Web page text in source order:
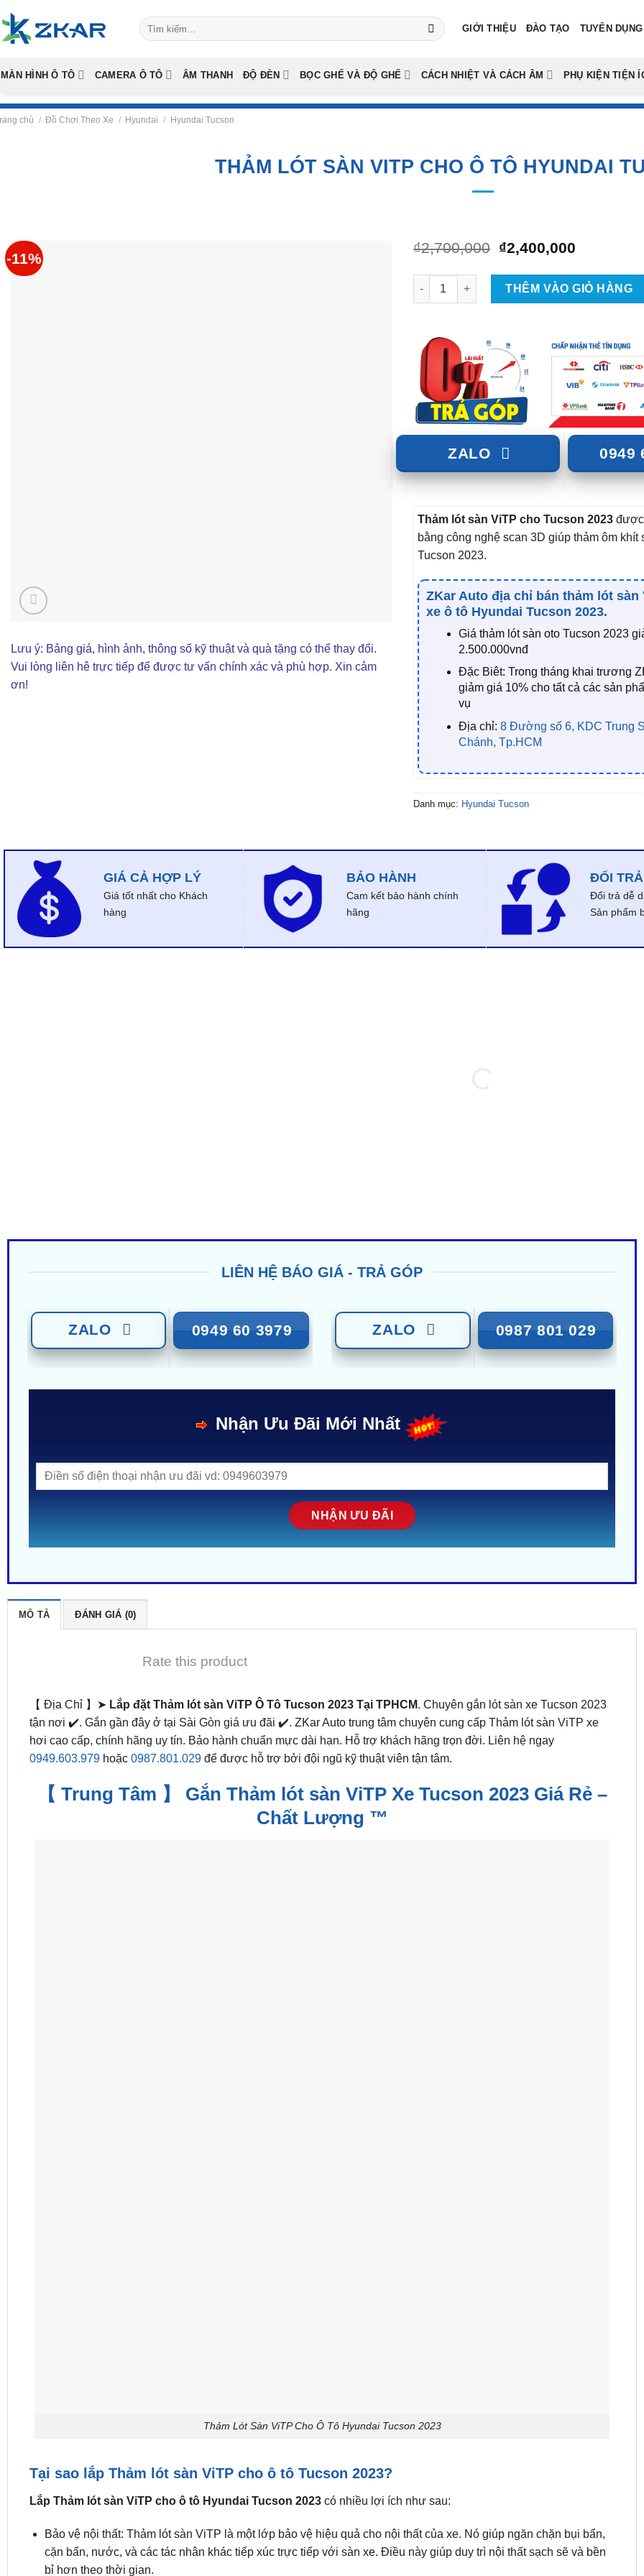
to
content
Tìm
kiếm:
GIỚI THIỆU ĐÀO TẠO TUYỂN DỤNG
MÀN HÌNH Ô TÔ CAMERA Ô TÔ ÂM THANH ĐỘ ĐÈN BỌC GHẾ VÀ ĐỘ GHẾ CÁCH NHIỆT VÀ CÁCH ÂM PHỤ KIỆN TIỆN
chủ / Đồ Chơi Theo Xe / Hyundai / Hyundai Tucson
THẢM LÓT SÀN VITP CHO Ô TÔ HYUNDAI
-11%
Lưu ý: Bảng giá, hình ảnh, thông số kỹ thuật và quà tặng có thể thay đổi.
Vui lòng liên hê trực tiếp để được tư vấn chính xác và phù hợp. Xin cảm
ơn!
₫2,700,000 Giá
là:
₫2,700,000.
₫2,400,000
tại
là:
Thảm Lót Sàn ViTP Cho Ô Tô Hyundai Tucson
THÊM VÀO GIỎ HÀNG
ZALO 0949
Thảm lót sàn ViTP cho Tucson 2023
bằng công nghệ scan 3D giúp thảm ôm khít
Tucson 2023.
ZKar Auto địa chỉ bán thảm lót sàn
xe ô tô Hyundai Tucson 2023.
Giá thảm lót sàn oto Tucson 2023
2.500.000vnđ
Đặc Biêt: Trong tháng khai trương
giảm giá 10% cho tất cả các sản
vụ
Địa chỉ: 8 Đường số 6, KDC Trung
Chánh, Tp.HCM
Danh mục: Hyundai Tucson
GIÁ CẢ HỢP LÝ
Giá tốt nhất cho Khách
hàng
BẢO HÀNH
Cam kết bảo hành chính
hãng
ĐỔI TRẢ
Đổi trả dễ
Sản phẩm
LIÊN HỆ BÁO GIÁ - TRẢ GÓP
ZALO 0949 60 3979 ZALO 0987 801 029
Nhận Ưu Đãi Mới Nhất
MÔ TẢ ĐÁNH GIÁ (0)
Rate this product
【 Địa Chỉ 】➤ Lắp đặt Thảm lót sàn ViTP Ô Tô Tucson 2023 Tại TPHCM. Chuyên gắn lót sàn xe Tucson 2023
tận nơi ✔️. Gắn gần đây ở tại Sài Gòn giá ưu đãi ✔️. ZKar Auto trung tâm chuyên cung cấp Thảm lót sàn ViTP xe
hơi cao cấp, chính hãng uy tín. Bảo hành chuẩn mực dài hạn. Hỗ trợ khách hãng trọn đời. Liên hệ ngay
0949.603.979hoặc 0987.801.029để được hỗ trợ bởi đội ngũ kỹ thuật viên tận tâm.
【 Trung Tâm 】 Gắn Thảm lót sàn ViTP Xe Tucson 2023 Giá Rẻ –
Chất Lượng ™
Thảm Lót Sàn ViTP Cho Ô Tô Hyundai Tucson 2023
Tại sao lắp Thảm lót sàn ViTP cho ô tô Tucson 2023?
Lắp Thảm lót sàn ViTP cho ô tô Hyundai Tucson 2023có nhiều lợi ích như sau:
Bảo vệ nội thất: Thảm lót sàn ViTP là một lớp bảo vệ hiệu quả cho nội thất của xe. Nó giúp ngăn chặn bụi bẩn,
cặn bẩn, nước, và các tác nhân khác tiếp xúc trực tiếp với sàn xe. Điều này giúp duy trì nội thất sạch sẽ và bền
bỉ hơn theo thời gian.